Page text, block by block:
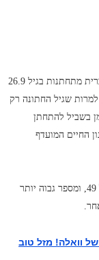
על פי נתונים שהתקבלו בשנת 2011, נשים בארצות הברית מתחתנות בגיל 26.9
כמה שנים מאוחר יותר, בגיל 29.8. אך למרות שגיל החתונה רק
בשביל להתחתן
החיים המועדף
ברוב המדינות, 80 אחוז מהגברים והנשים נישאו עד גיל 49, ומספר גבוה יותר
וואלה! מזל טוב